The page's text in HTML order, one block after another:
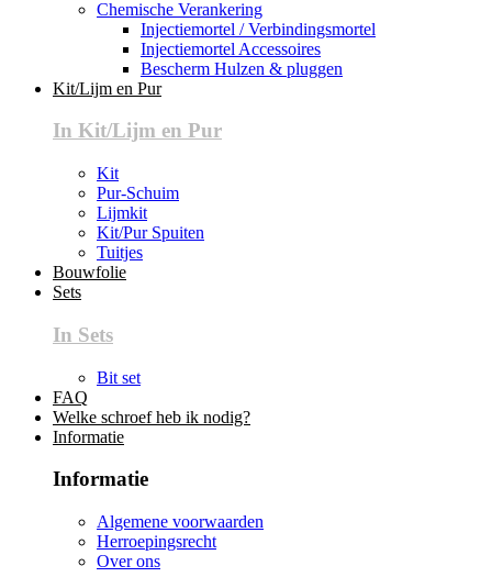
Chemische Verankering
Injectiemortel / Verbindingsmortel
Injectiemortel Accessoires
Bescherm Hulzen & pluggen
Kit/Lijm en Pur
In Kit/Lijm en Pur
Kit
Pur-Schuim
Lijmkit
Kit/Pur Spuiten
Tuitjes
Bouwfolie
Sets
In Sets
Bit set
FAQ
Welke schroef heb ik nodig?
Informatie
Informatie
Algemene voorwaarden
Herroepingsrecht
Over ons